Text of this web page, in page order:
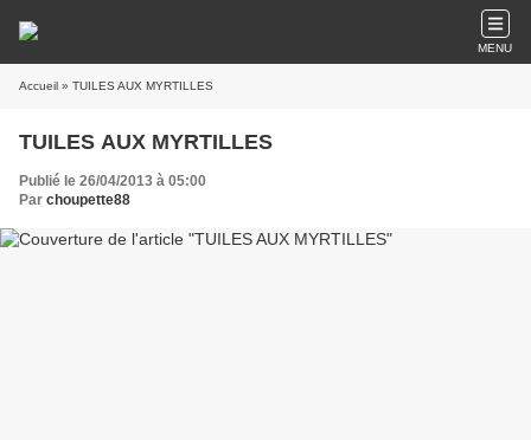
MENU
Accueil » TUILES AUX MYRTILLES
TUILES AUX MYRTILLES
Publié le 26/04/2013 à 05:00
Par choupette88